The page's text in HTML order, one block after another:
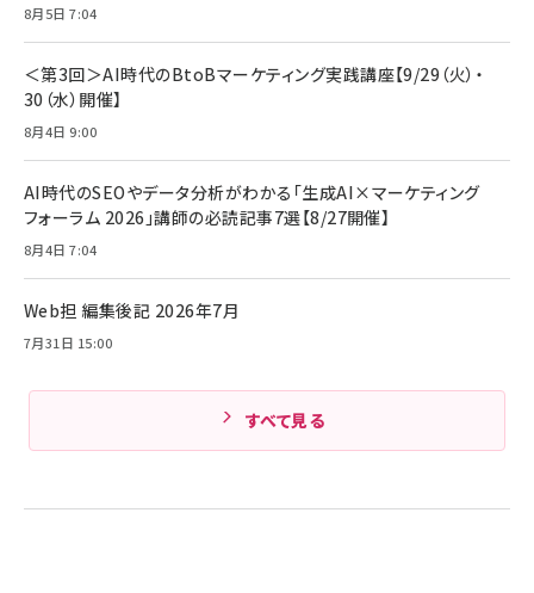
Amazonランキングをもっと見る
Anker Soundcore P31i (Bluetooth 6.1) 【完
全ワイヤレスイヤホン/アクティブノイズキャンセリ
ング/マルチポイント接続 / 最大50時間再生 / PSE
Anker PowerLine III Flow USB-C & USB-C
ケーブル Anker絡まないケーブル 240W 結束バン
ド付き USB PD対応 シリコン素材採用 iPhone
17 / 16 / 15 / Galaxy iPad Pro MacBook
Amazonランキングをもっと見る
キャンペーン】
￥4,857
8月5日 7:04
＜第3回＞AI時代のBtoBマーケティング実践講座【9/29（火）・
30（水）開催】
8月4日 9:00
AI時代のSEOやデータ分析がわかる「生成AI×マーケティング
フォーラム 2026」講師の必読記事7選【8/27開催】
8月4日 7:04
Web担 編集後記 2026年7月
7月31日 15:00
すべて見る